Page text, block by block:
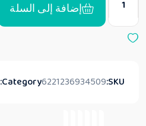
إضافة إلى السلة
SKU:
6221236934509
Category: